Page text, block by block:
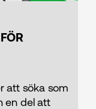
att söka som
en del att